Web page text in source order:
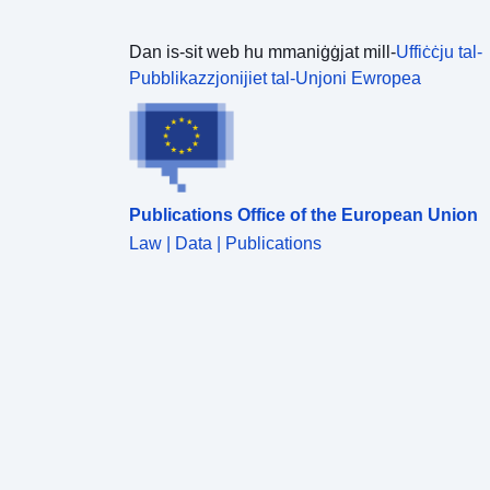
Dan is-sit web hu mmaniġġjat mill-Uffiċċju tal-
Pubblikazzjonijiet tal-Unjoni Ewropea
Publications Office of the European Union
Law | Data | Publications